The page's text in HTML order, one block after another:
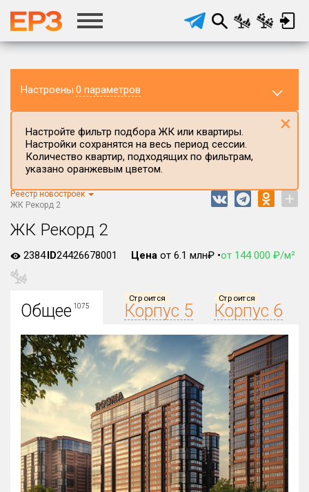
Настроены 0 параметров
Регион ЖК
Район в регионе
Все
Населённый пункт
Все
Район в городе
Все
₽/м² млн ₽
до
Общая площадь, м²
от до
Настройте фильтр подбора ЖК или квартиры.
Настройки сохранятся на весь период сессии.
Количество квартир, подходящих по фильтрам,
указано оранжевым цветом.
×
Реестр новостроек
ЖК Рекорд 2
+
ЖК Рекорд 2
2384ID24426678001 Цена от 6.1 млн₽ •от 144 000 ₽/м²
Общее1075
Строится
Корпус 5
Строится
Корпус 6